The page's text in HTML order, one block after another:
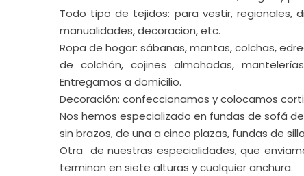
Todo tipo de tejidos: para vestir, regionales,
manualidades, decoracion, etc.
Ropa de hogar: sábanas, mantas, colchas,
de colchón, cojines almohadas,
Entregamos a domicilio.
Decoración: confeccionamos y colocamos
Nos hemos especializado en fundas de sofá
sin brazos, de una a cinco plazas, fundas de
Otra de nuestras especialidades, que
terminan en siete alturas y cualquier anchura.